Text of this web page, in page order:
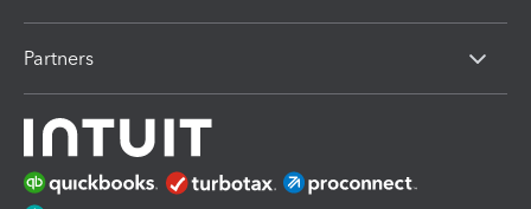
Partners